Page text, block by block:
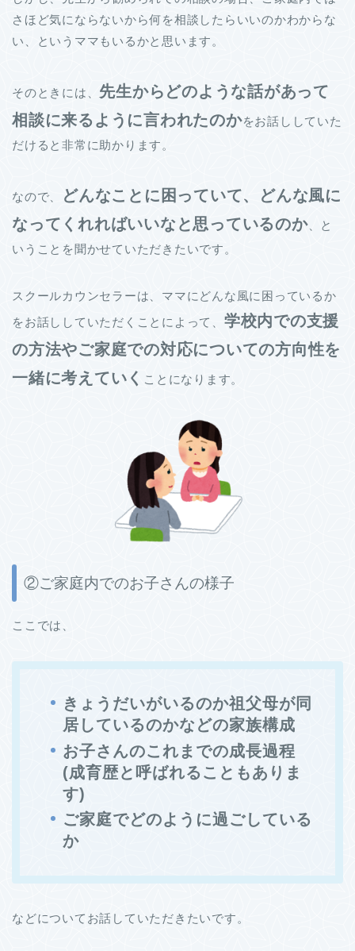
さほど気にならないから何を相談したらいいのかわからな
い、というママもいるかと思います。
そのときには、 先生からどのような話があって
相談に来るように言われたのかをお話ししていた
だけると非常に助かります。
なので、
どんなことに困っていて、どんな風に
なってくれればいいなと思っているのか、と
いうことを聞かせていただきたいです。
スクールカウンセラーは、ママにどんな風に困っているか
をお話ししていただくことによって、 学校内での支援
の方法やご家庭での対応についての方向性を
一緒に考えていく ことになります。
②ご家庭内でのお子さんの様子
ここでは、
きょうだいがいるのか祖父母が同
居しているのかなどの家族構成
お子さんのこれまでの成長過程
(成育歴と呼ばれることもありま
す)
ご家庭でどのように過ごしている
か
などについてお話していただきたいです。